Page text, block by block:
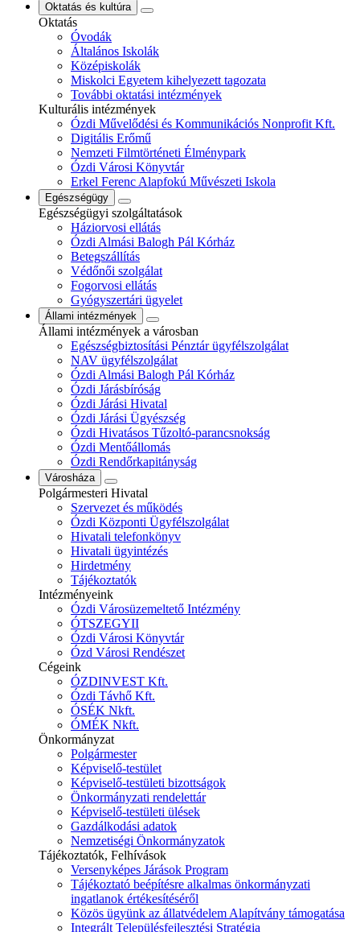
Oktatás és kultúra
Oktatás
Óvodák
Általános Iskolák
Középiskolák
Miskolci Egyetem kihelyezett tagozata
További oktatási intézmények
Kulturális intézmények
Ózdi Művelődési és Kommunikációs Nonprofit Kft.
Digitális Erőmű
Nemzeti Filmtörténeti Élménypark
Ózdi Városi Könyvtár
Erkel Ferenc Alapfokú Művészeti Iskola
Egészségügy
Egészségügyi szolgáltatások
Háziorvosi ellátás
Ózdi Almási Balogh Pál Kórház
Betegszállítás
Védőnői szolgálat
Fogorvosi ellátás
Gyógyszertári ügyelet
Állami intézmények
Állami intézmények a városban
Egészségbiztosítási Pénztár ügyfélszolgálat
NAV ügyfélszolgálat
Ózdi Almási Balogh Pál Kórház
Ózdi Járásbíróság
Ózdi Járási Hivatal
Ózdi Járási Ügyészség
Ózdi Hivatásos Tűzoltó-parancsnokság
Ózdi Mentőállomás
Ózdi Rendőrkapitányság
Városháza
Polgármesteri Hivatal
Szervezet és működés
Ózdi Központi Ügyfélszolgálat
Hivatali telefonkönyv
Hivatali ügyintézés
Hirdetmény
Tájékoztatók
Intézményeink
Ózdi Városüzemeltető Intézmény
ÓTSZEGYII
Ózdi Városi Könyvtár
Ózd Városi Rendészet
Cégeink
ÓZDINVEST Kft.
Ózdi Távhő Kft.
ÓSÉK Nkft.
ÓMÉK Nkft.
Önkormányzat
Polgármester
Képviselő-testület
Képviselő-testületi bizottságok
Önkormányzati rendelettár
Képviselő-testületi ülések
Gazdálkodási adatok
Nemzetiségi Önkormányzatok
Tájékoztatók, Felhívások
Versenyképes Járások Program
Tájékoztató beépítésre alkalmas önkormányzati
ingatlanok értékesítéséről
Közös ügyünk az állatvédelem Alapítvány támogatása
Integrált Településfejlesztési Stratégia